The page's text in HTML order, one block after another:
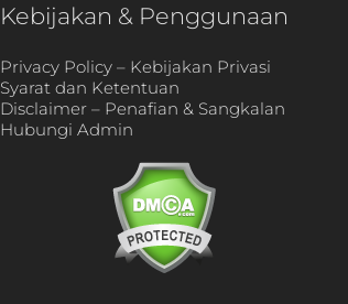
Kebijakan & Penggunaan
Privacy Policy – Kebijakan Privasi
Syarat dan Ketentuan
Disclaimer – Penafian & Sangkalan
Hubungi Admin